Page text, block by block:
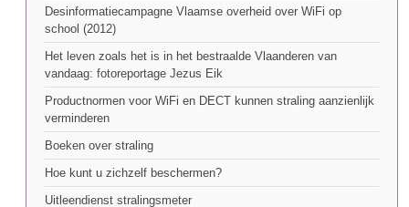
Desinformatiecampagne Vlaamse overheid over WiFi op
school (2012)
Het leven zoals het is in het bestraalde Vlaanderen van
vandaag: fotoreportage Jezus Eik
Productnormen voor WiFi en DECT kunnen straling aanzienlijk
verminderen
Boeken over straling
Hoe kunt u zichzelf beschermen?
Uitleendienst stralingsmeter